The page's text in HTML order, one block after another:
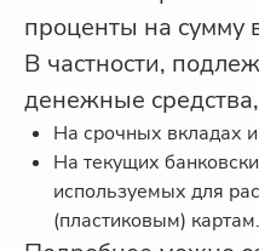
проценты на сумму
В частности,
денежные
На срочных вкладах
На текущих
используемых для
(пластиковым) картам.